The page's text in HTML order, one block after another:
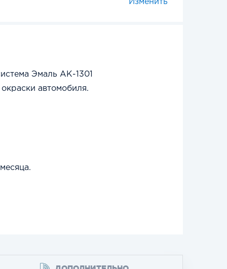
Изменить
Эмаль АК-1301
автомобиля.